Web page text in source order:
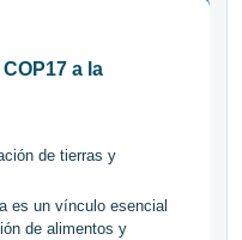
a la
de tierras y
es un vínculo esencial
de alimentos y